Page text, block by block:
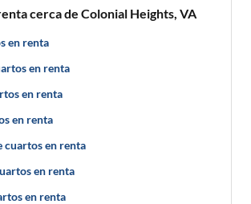
cerca de Colonial Heights, VA
en renta
en renta
en renta
en renta
cuartos en renta
en renta
en renta